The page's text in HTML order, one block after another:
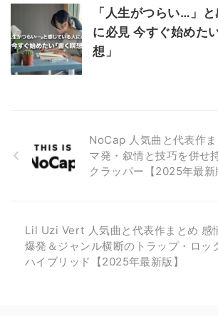
「人生がつらい…」
に必見 今すぐ始めた
想」
NoCap 人気曲と代表作
マ発・叙情と技巧を併せ
クラッパー【2025年最新
Lil Uzi Vert 人気曲と代表作まとめ 感
爆発＆ジャンル横断のトラップ・ロッ
ハイブリッド【2025年最新版】